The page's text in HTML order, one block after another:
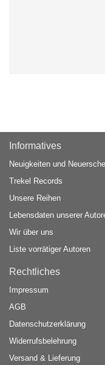
Informatives
Neuigkeiten und
Trekel Records
Unsere Reihen
Lebensdaten unserer
Wir über uns
Liste vorrätiger Autoren
Rechtliches
Impressum
AGB
Datenschutzerklärung
Widerrufsbelehrung
Versand & Lieferung